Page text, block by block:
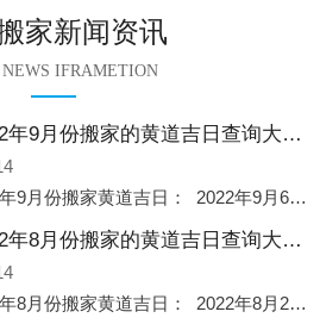
家新闻资讯
IFRAMETION
沧县2022年9月份搬家的黄道吉日查询大全一览表哪天适合搬家好日子
沧县2022年9月份搬家黄道吉日： 2022年9月6日 「星期二」 农历八月十一2022年9月12日 「星期一」 农历八月十七2022年9月16日 「星期五」 农历八月廿一2022年9月2
沧县2022年8月份搬家的黄道吉日查询大全一览表哪天适合搬家好日子
沧县2022年8月份搬家黄道吉日： 2022年8月2日 「星期二」 农历七月初五2022年8月6日 「星期六」 农历七月初九2022年8月8日 「星期一」 农历七月十一2022年8月10日 「